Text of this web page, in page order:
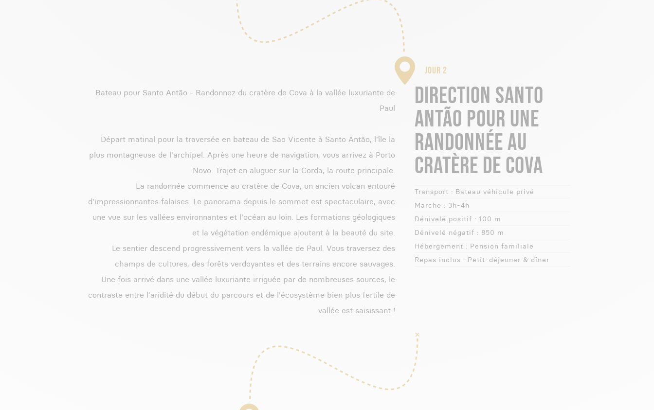
JOUR 2
DIRECTION SANTO
ANTÃO POUR UNE
RANDONNÉE AU
CRATÈRE DE COVA
Transport : Bateau véhicule privé
Marche : 3h-4h
Dénivelé positif : 100 m
Dénivelé négatif : 850 m
Hébergement : Pension familiale
Repas inclus : Petit-déjeuner & dîner
Bateau pour Santo Antão - Randonnez du cratère de Cova à la vallée luxuriante de
Paul
Départ matinal pour la traversée en bateau de Sao Vicente à Santo Antão, l'île la
plus montagneuse de l'archipel. Après une heure de navigation, vous arrivez à Porto
Novo. Trajet en aluguer sur la Corda, la route principale.
La randonnée commence au cratère de Cova, un ancien volcan entouré
d'impressionnantes falaises. Le panorama depuis le sommet est spectaculaire, avec
une vue sur les vallées environnantes et l'océan au loin. Les formations géologiques
et la végétation endémique ajoutent à la beauté du site.
Le sentier descend progressivement vers la vallée de Paul. Vous traversez des
champs de cultures, des forêts verdoyantes et des terrains encore sauvages.
Une fois arrivé dans une vallée luxuriante irriguée par de nombreuses sources, le
contraste entre l'aridité du début du parcours et de l'écosystème bien plus fertile de
vallée est saisissant !